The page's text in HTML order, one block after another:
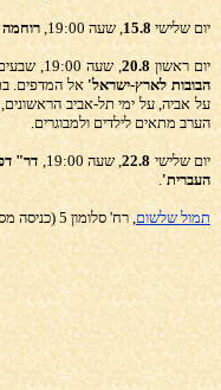
יום שלישי 15.8, שעה 19:00, רוחמה
יום ראשון20.8, שעה 19:00, שבעים שנה לאחר הופעתו, שב ספר הילדים הקלאסי
הבובות לארץ-ישראל' אל המדפים.
על אביה, על ימי תל-אביב
הערב מתאים לילדים ולמבוגרים.
יום שלישי 22.8, שעה 19:00, דר"
העברית'.
תמול שלשום, רח' סלומון 5 (כניסה מסביב), נחלת שבעה, ירושלים, טלפון: 6232758-02